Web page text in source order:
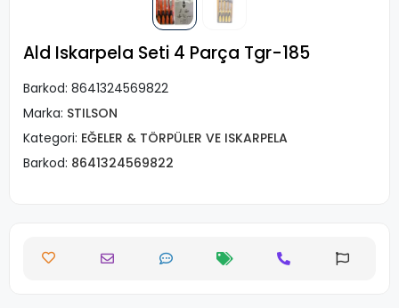
Ald Iskarpela Seti 4 Parça Tgr-185
Barkod: 8641324569822
Marka: STILSON
Kategori: EĞELER & TÖRPÜLER VE ISKARPELA
Barkod: 8641324569822